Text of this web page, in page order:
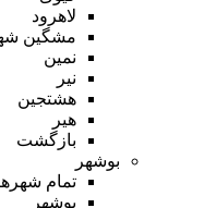
لاهرود
مشگین
نمین
نیر
هشتجین
هیر
بازگشت
بوشهر
تمام
بوشهر